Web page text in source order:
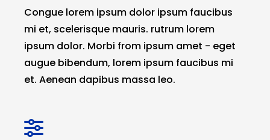
Congue lorem ipsum dolor ipsum faucibus
mi et, scelerisque mauris. rutrum lorem
ipsum dolor. Morbi from ipsum amet - eget
augue bibendum, lorem ipsum faucibus mi
et. Aenean dapibus massa leo.